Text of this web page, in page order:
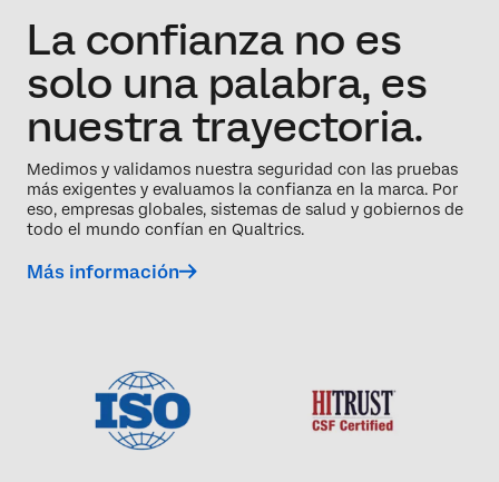
La confianza no es
solo una palabra, es
nuestra trayectoria.
Medimos y validamos nuestra seguridad con las pruebas
más exigentes y evaluamos la confianza en la marca. Por
eso, empresas globales, sistemas de salud y gobiernos de
todo el mundo confían en Qualtrics.
Más información